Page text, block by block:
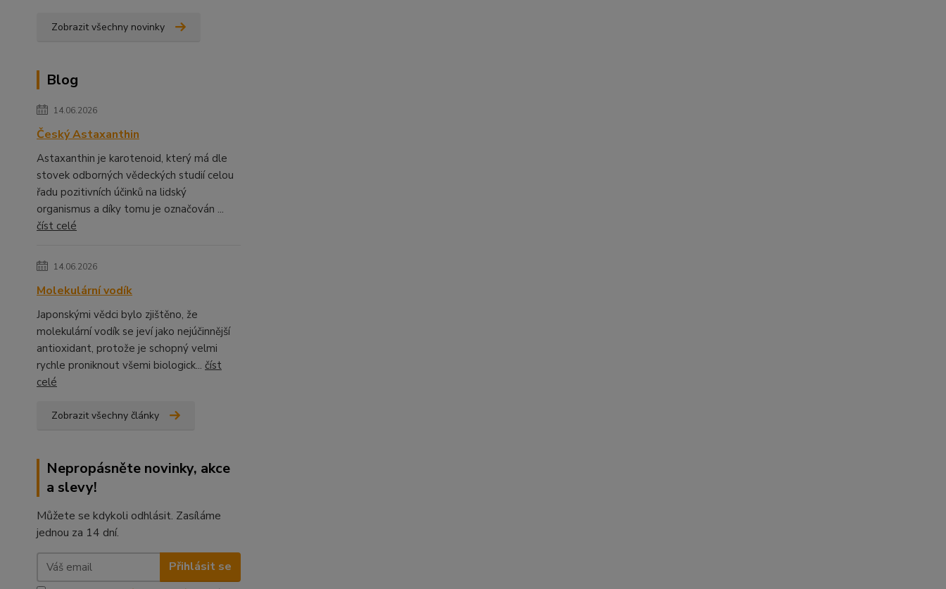
Zobrazit všechny novinky
Blog
14.06.2026
Český Astaxanthin
Astaxanthin je karotenoid, který má dle
stovek odborných vědeckých studií celou
řadu pozitivních účinků na lidský
organismus a díky tomu je označován ...
číst celé
14.06.2026
Molekulární vodík
Japonskými vědci bylo zjištěno, že
molekulární vodík se jeví jako nejúčinnější
antioxidant, protože je schopný velmi
rychle proniknout všemi biologick... číst
celé
Zobrazit všechny články
Nepropásněte novinky, akce
a slevy!
Můžete se kdykoli odhlásit. Zasíláme
jednou za 14 dní.
Přihlásit se